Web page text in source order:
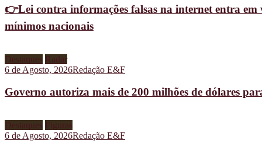
👉Lei contra informações falsas na internet entra
mínimos nacionais
Destaques Radar
6 de Agosto, 2026Redação E&F
Governo autoriza mais de 200 milhões de dólares
Destaques Figuras
6 de Agosto, 2026Redação E&F